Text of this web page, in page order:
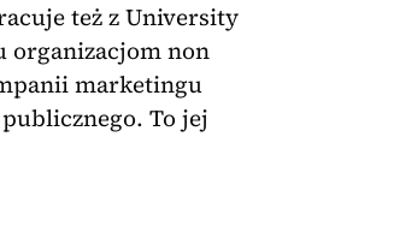
też z University
organizacjom non
marketingu
To jej